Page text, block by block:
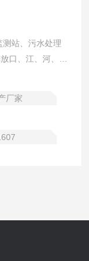
测站、污水处理
口、江、河、
厂家